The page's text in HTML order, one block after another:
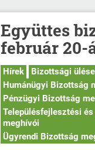
Együttes
február 20-
Hírek
Bizottsági
Humánügyi Bizottság
Pénzügyi Bizottság
Településfejlesztési
meghívói
Ügyrendi Bizottság